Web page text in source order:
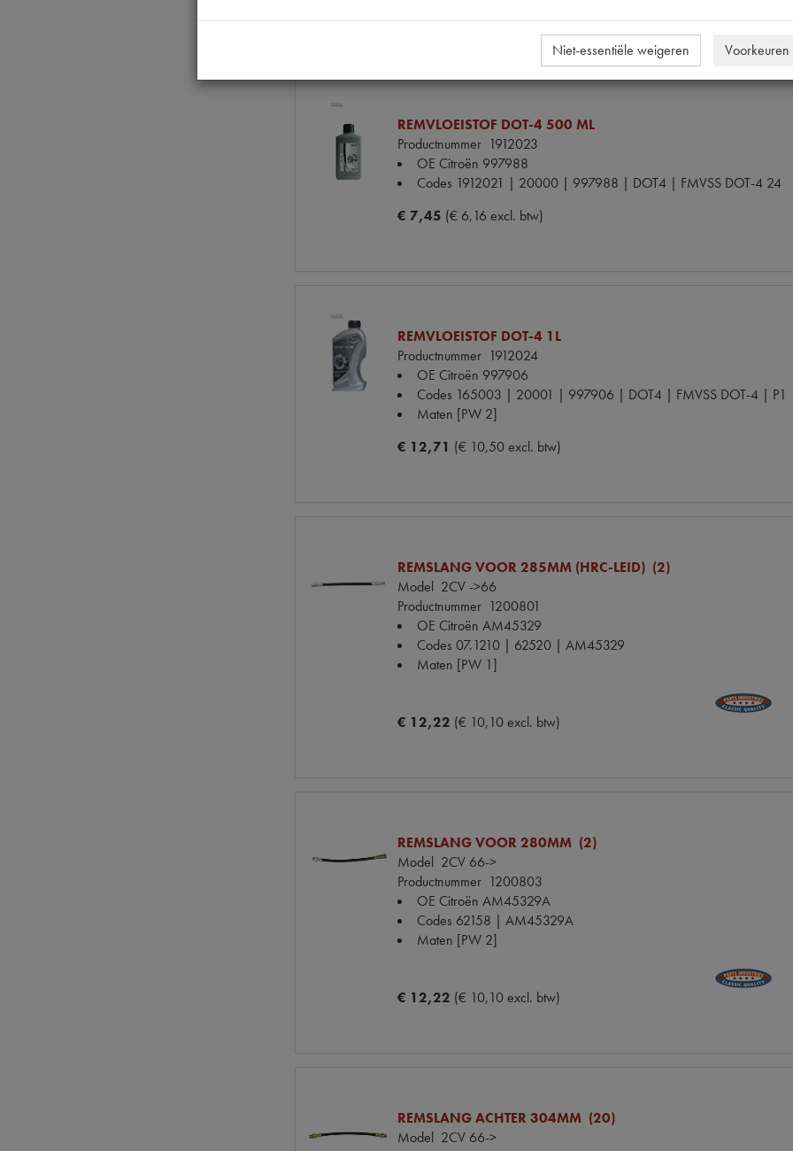
REMVLOEISTOF DOT-4 500 ML
Productnummer 1912023
OE Citroën 997988
Codes 1912021 | 20000 | 997988 | DOT4 | FMVSS DOT-4 24
€ 7,45 (€ 6,16 excl. btw)
REMVLOEISTOF DOT-4 1L
Productnummer 1912024
OE Citroën 997906
Codes 165003 | 20001 | 997906 | DOT4 | FMVSS DOT-4 | P1
Maten [PW 2]
€ 12,71 (€ 10,50 excl. btw)
REMSLANG VOOR 285MM (HRC-LEID) (2)
Model 2CV ->66
Productnummer 1200801
OE Citroën AM45329
Codes 07.1210 | 62520 | AM45329
Maten [PW 1]
€ 12,22 (€ 10,10 excl. btw)
REMSLANG VOOR 280MM (2)
Model 2CV 66->
Productnummer 1200803
OE Citroën AM45329A
Codes 62158 | AM45329A
Maten [PW 2]
€ 12,22 (€ 10,10 excl. btw)
REMSLANG ACHTER 304MM (20)
Model 2CV 66->
Niet-essentiële weigeren